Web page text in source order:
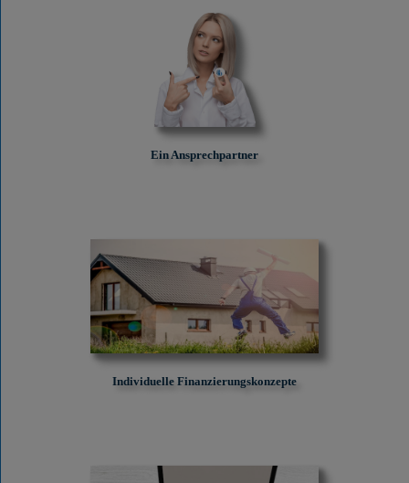
Ein Ansprechpartner
Individuelle Finanzierungskonzepte